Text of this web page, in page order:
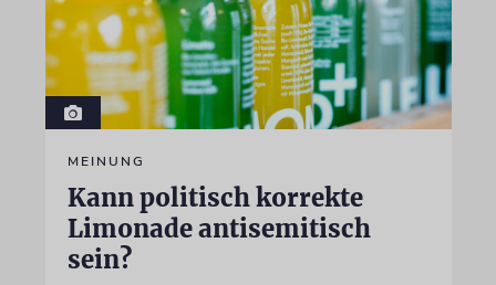
MEINUNG
Kann politisch korrekte
Limonade antisemitisch
sein?